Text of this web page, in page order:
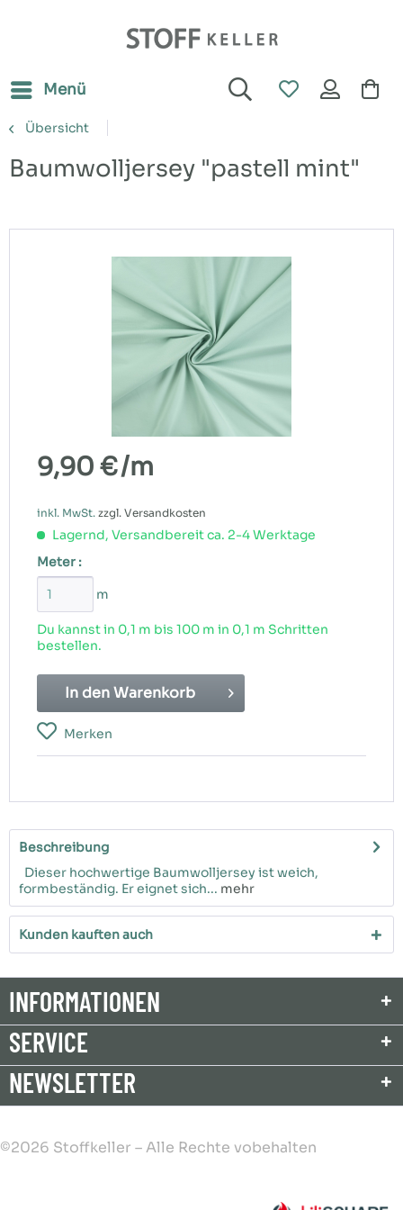
Menü
Übersicht
Baumwolljersey "pastell mint"
9,90 €/m
inkl. MwSt. zzgl. Versandkosten
Lagernd, Versandbereit ca. 2-4 Werktage
Meter :
m
Du kannst in 0,1 m bis 100 m in 0,1 m Schritten
bestellen.
In den Warenkorb
Merken
Beschreibung
Dieser hochwertige Baumwolljersey ist weich,
formbeständig. Er eignet sich... mehr
Kunden kauften auch
INFORMATIONEN
SERVICE
NEWSLETTER
©2026 Stoffkeller – Alle Rechte vobehalten